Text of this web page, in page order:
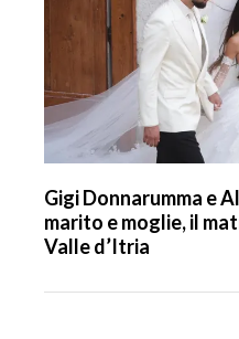
Gigi Donnarumma e
marito e moglie, il
Valle d’Itria